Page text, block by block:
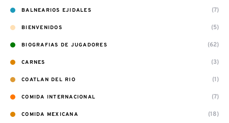
BALNEARIOS EJIDALES (7)
BIENVENIDOS (5)
BIOGRAFIAS DE JUGADORES (62)
CARNES (3)
COATLAN DEL RIO (1)
COMIDA INTERNACIONAL (7)
COMIDA MEXICANA (18)